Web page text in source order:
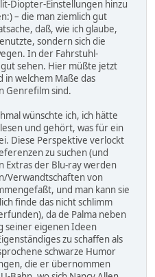
Diopter-Einstellungen hinzu
– die man ziemlich gut
daß, wie ich glaube,
sondern sich die
In der Fahrstuhl-
sehen. Hier müßte jetzt
in welchem Maße das
Genrefilm sind.
wünschte ich, ich hätte
und gehört, was für ein
Diese Perspektive verlockt
zu suchen (und
Extras der Blu-ray werden
Verwandtschaften von
und man kann sie
finde das nicht schlimm
da de Palma neben
seiner eigenen Ideen
zu schaffen als
schwarze Humor
die er übernommen